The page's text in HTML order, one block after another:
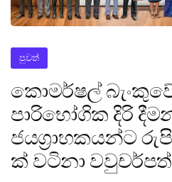
පුවත්
කොමර්ෂල්
පාරිභෝගික දිරි
ජයග්‍රාහකයන්ට
ක් වටිනා වවුචර්පත්